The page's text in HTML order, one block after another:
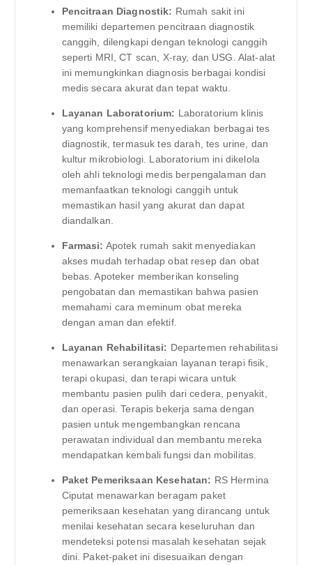
Pencitraan Diagnostik: Rumah sakit ini
memiliki departemen pencitraan diagnostik
canggih, dilengkapi dengan teknologi canggih
seperti MRI, CT scan, X-ray, dan USG. Alat-alat
ini memungkinkan diagnosis berbagai kondisi
medis secara akurat dan tepat waktu.
Layanan Laboratorium: Laboratorium klinis
yang komprehensif menyediakan berbagai tes
diagnostik, termasuk tes darah, tes urine, dan
kultur mikrobiologi. Laboratorium ini dikelola
oleh ahli teknologi medis berpengalaman dan
memanfaatkan teknologi canggih untuk
memastikan hasil yang akurat dan dapat
diandalkan.
Farmasi: Apotek rumah sakit menyediakan
akses mudah terhadap obat resep dan obat
bebas. Apoteker memberikan konseling
pengobatan dan memastikan bahwa pasien
memahami cara meminum obat mereka
dengan aman dan efektif.
Layanan Rehabilitasi: Departemen rehabilitasi
menawarkan serangkaian layanan terapi fisik,
terapi okupasi, dan terapi wicara untuk
membantu pasien pulih dari cedera, penyakit,
dan operasi. Terapis bekerja sama dengan
pasien untuk mengembangkan rencana
perawatan individual dan membantu mereka
mendapatkan kembali fungsi dan mobilitas.
Paket Pemeriksaan Kesehatan: RS Hermina
Ciputat menawarkan beragam paket
pemeriksaan kesehatan yang dirancang untuk
menilai kesehatan secara keseluruhan dan
mendeteksi potensi masalah kesehatan sejak
dini. Paket-paket ini disesuaikan dengan